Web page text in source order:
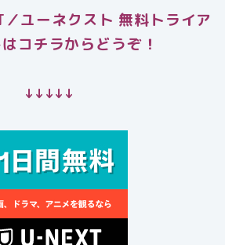
／ユーネクスト 無料トライア
コチラからどうぞ！
↓↓↓↓↓